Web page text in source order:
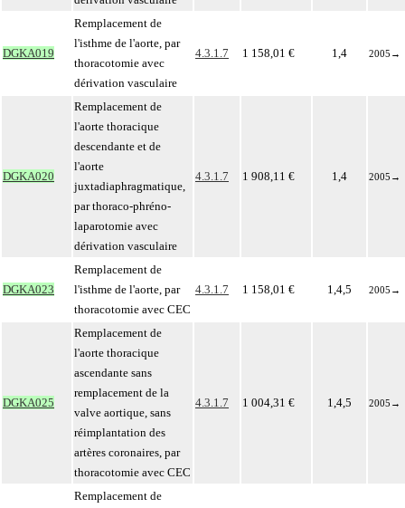
DGKA019
Remplacement de
l'isthme de l'aorte, par
thoracotomie avec
dérivation vasculaire
4.3.1.7 1 158,01 € 1,4 2005 →
DGKA020
Remplacement de
l'aorte thoracique
descendante et de
l'aorte
juxtadiaphragmatique,
par thoraco-phréno-
laparotomie avec
dérivation vasculaire
4.3.1.7 1 908,11 € 1,4 2005 →
DGKA023
Remplacement de
l'isthme de l'aorte, par
thoracotomie avec CEC
4.3.1.7 1 158,01 € 1,4,5 2005 →
DGKA025
Remplacement de
l'aorte thoracique
ascendante sans
remplacement de la
valve aortique, sans
réimplantation des
artères coronaires, par
thoracotomie avec CEC
4.3.1.7 1 004,31 € 1,4,5 2005 →
Remplacement de